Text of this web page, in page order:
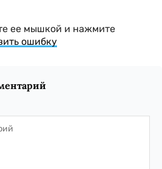
ее мышкой и нажмите
ошибку